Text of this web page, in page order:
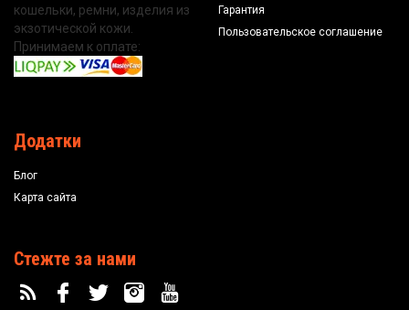
кошельки, ремни, изделия из
экзотической кожи.
Принимаем к оплате:
Гарантия
Пользовательское соглашение
Додатки
Блог
Карта сайта
Стежте за нами